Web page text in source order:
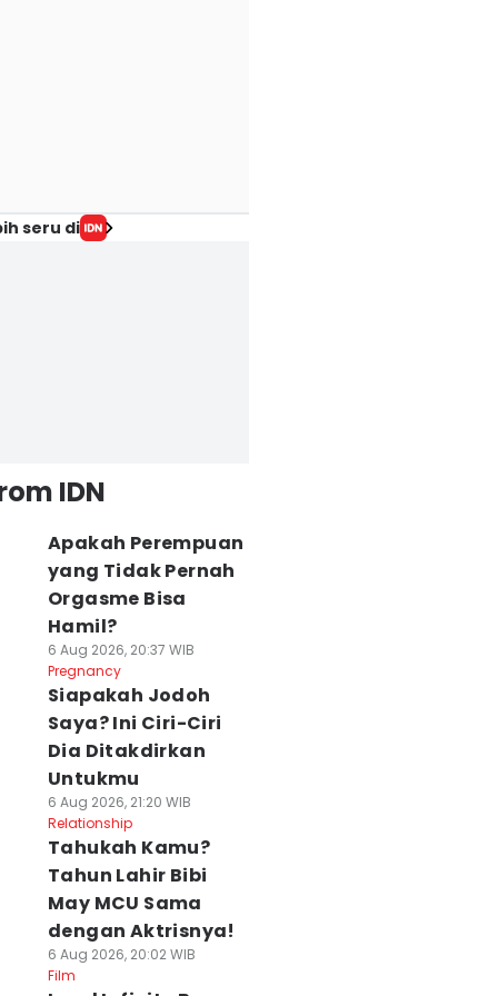
seru di
IDN
Apakah Perempuan
yang Tidak Pernah
Orgasme Bisa
Hamil?
6 Aug 2026, 20:37 WIB
Pregnancy
Siapakah Jodoh
Saya? Ini Ciri-Ciri
Dia Ditakdirkan
Untukmu
6 Aug 2026, 21:20 WIB
Relationship
Tahukah Kamu?
Tahun Lahir Bibi
May MCU Sama
dengan Aktrisnya!
6 Aug 2026, 20:02 WIB
Film